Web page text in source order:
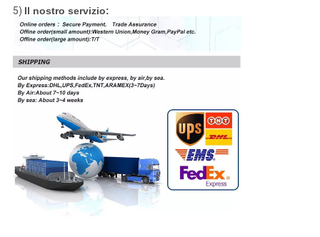
5) Il nostro servizio: